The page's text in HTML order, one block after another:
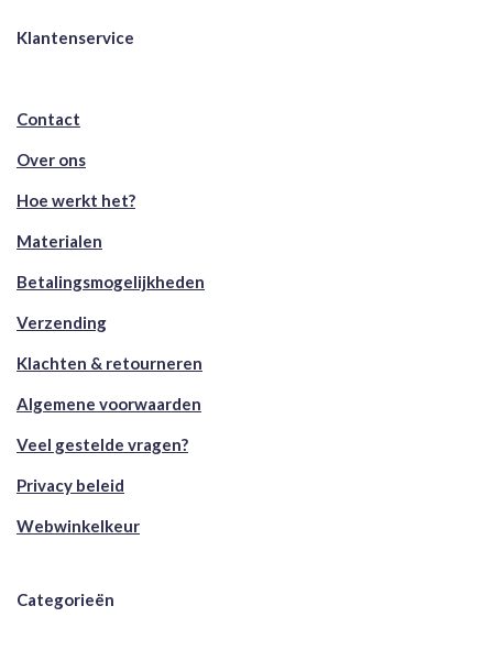
Klantenservice
Contact
Over ons
Hoe werkt het?
Materialen
Betalingsmogelijkheden
Verzending
Klachten & retourneren
Algemene voorwaarden
Veel gestelde vragen?
Privacy beleid
Webwinkelkeur
Categorieën